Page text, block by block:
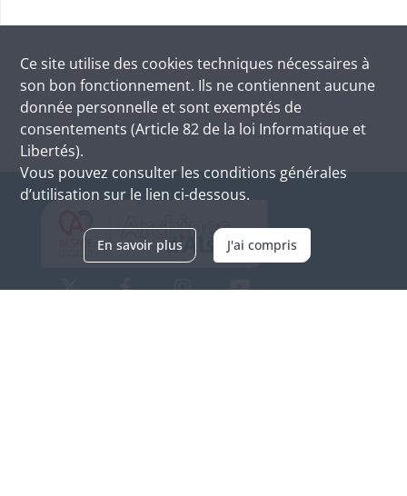
Ce site utilise des cookies techniques nécessaires à
son bon fonctionnement. Ils ne contiennent aucune
donnée personnelle et sont exemptés de
consentements (Article 82 de la loi Informatique et
Libertés).
Vous pouvez consulter les conditions générales
d’utilisation sur le lien ci-dessous.
En savoir plus J'ai compris